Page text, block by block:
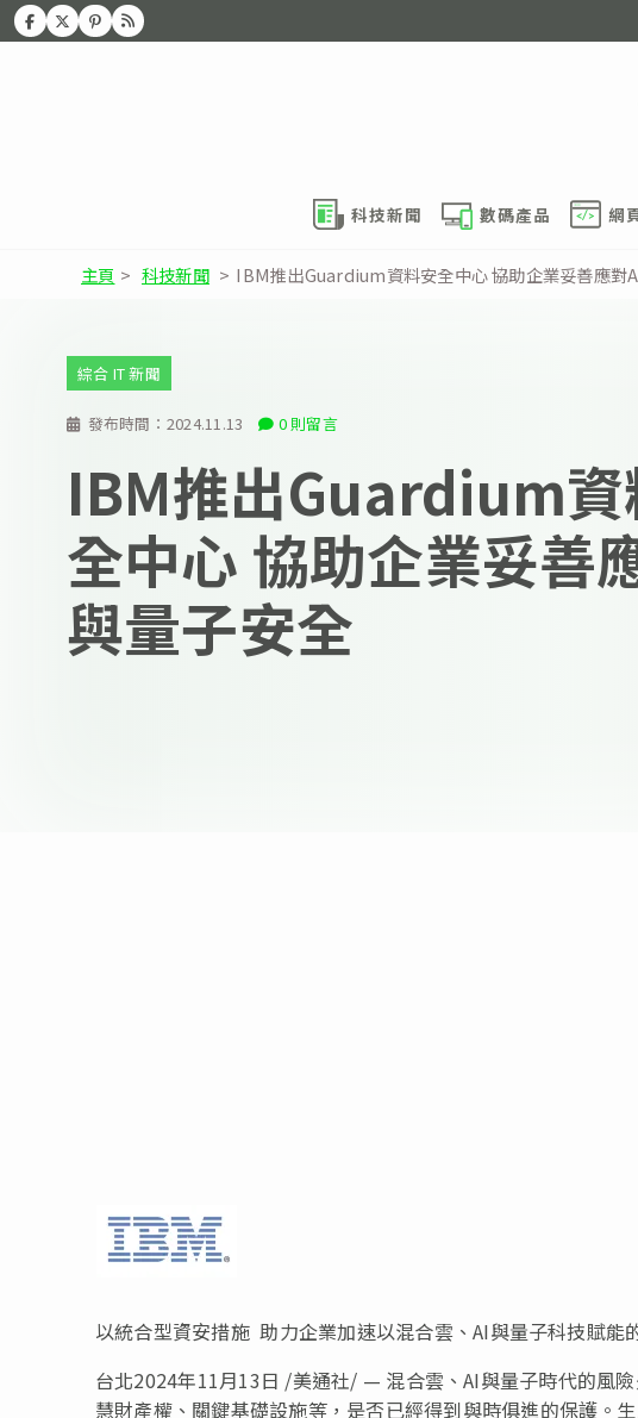
科技新聞 數碼產品 網
主頁 > 科技新聞 > IBM推出Guardium資料安全中心 協助企業妥善應對
發布時間： 2024.11.13 0 則留言
綜合 IT 新聞
IBM推出Guardium資
全中心 協助企業妥善
與量子安全
以統合型資安措施 助力企業加速以混合雲、AI與量子科技賦能
台北2024年11月13日 /美通社/ — 混合雲、AI與量子時代的風
慧財產權、關鍵基礎設施等，是否已經得到與時俱進的保護。